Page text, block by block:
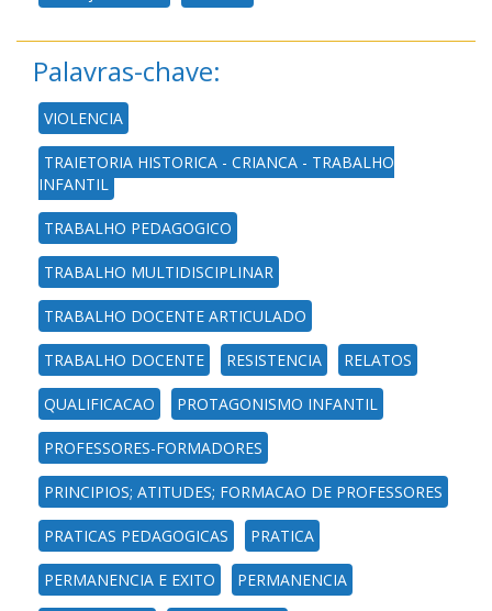
Palavras-chave:
VIOLENCIA
TRAJETORIA HISTORICA - CRIANCA - TRABALHO
INFANTIL
TRABALHO PEDAGOGICO
TRABALHO MULTIDISCIPLINAR
TRABALHO DOCENTE ARTICULADO
TRABALHO DOCENTE RESISTENCIA RELATOS
QUALIFICACAO PROTAGONISMO INFANTIL
PROFESSORES-FORMADORES
PRINCIPIOS; ATITUDES; FORMACAO DE PROFESSORES
PRATICAS PEDAGOGICAS PRATICA
PERMANENCIA E EXITO PERMANENCIA